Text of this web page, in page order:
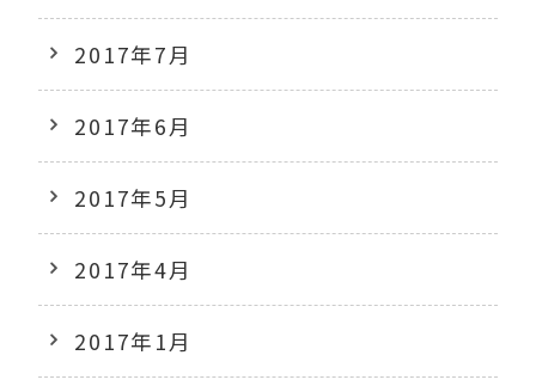
2017年7月
2017年6月
2017年5月
2017年4月
2017年1月